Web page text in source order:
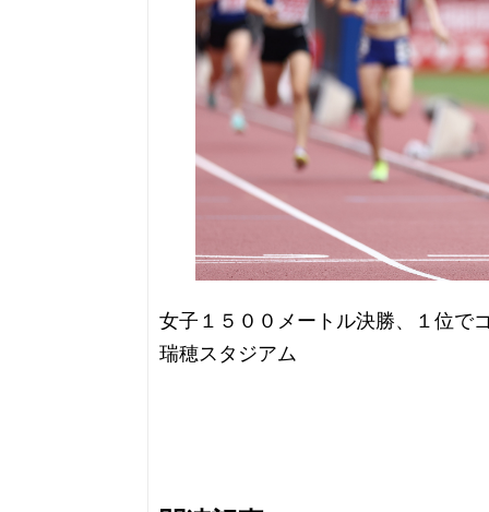
女子１５００メートル決勝、１位で
瑞穂スタジアム